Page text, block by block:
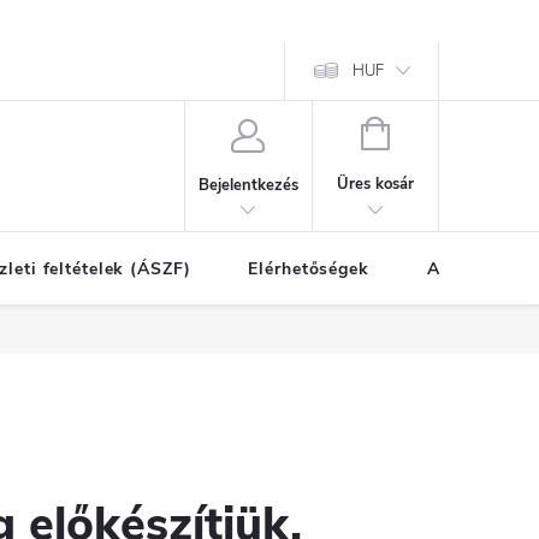
HUF
Bejelentkezés
KOSÁR
Üres kosár
feltételek (ÁSZF) Elérhetőségek A vásárlás
előkészítjük.